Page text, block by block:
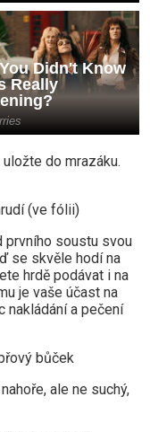
do mrazáku.
prvního soustu svou
se skvěle hodí na
hrdě podávat i na
je vaše účast na
nakládání a pečení
ale ne suchý,